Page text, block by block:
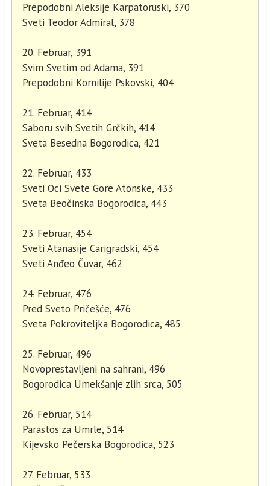
Prepodobni Aleksije Karpatoruski, 370
Sveti Teodor Admiral, 378
20. Februar, 391
Svim Svetim od Adama, 391
Prepodobni Kornilije Pskovski, 404
21. Februar, 414
Saboru svih Svetih Grčkih, 414
Sveta Besedna Bogorodica, 421
22. Februar, 433
Sveti Oci Svete Gore Atonske, 433
Sveta Beočinska Bogorodica, 443
23. Februar, 454
Sveti Atanasije Carigradski, 454
Sveti Anđeo Čuvar, 462
24. Februar, 476
Pred Sveto Pričešće, 476
Sveta Pokroviteljka Bogorodica, 485
25. Februar, 496
Novoprestavljeni na sahrani, 496
Bogorodica Umekšanje zlih srca, 505
26. Februar, 514
Parastos za Umrle, 514
Kijevsko Pečerska Bogorodica, 523
27. Februar, 533